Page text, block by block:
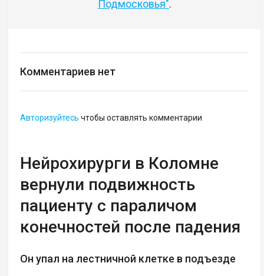
Подмосковья".
Комментариев нет
Авторизуйтесь чтобы оставлять комментарии
Нейрохирурги в Коломне
вернули подвижность
пациенту с параличом
конечностей после падения
Он упал на лестничной клетке в подъезде